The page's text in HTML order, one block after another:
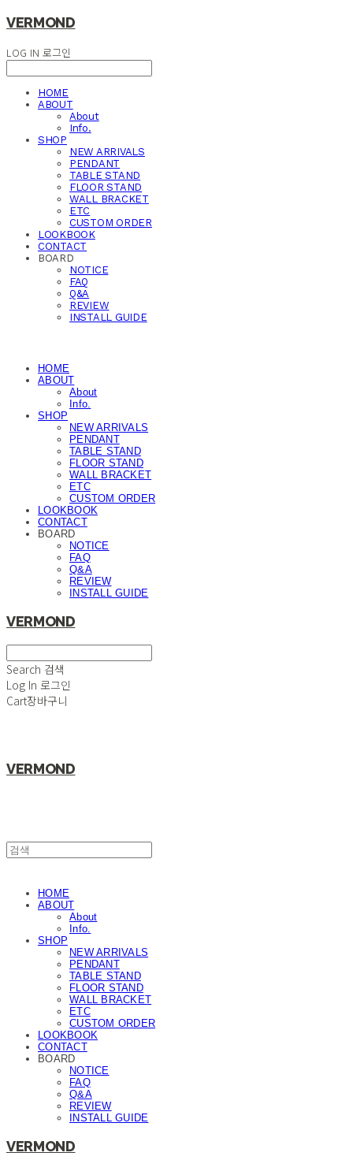
VERMOND
LOG IN 로그인
HOME
ABOUT
About
Info.
SHOP
NEW ARRIVALS
PENDANT
TABLE STAND
FLOOR STAND
WALL BRACKET
ETC
CUSTOM ORDER
LOOKBOOK
CONTACT
BOARD
NOTICE
FAQ
Q&A
REVIEW
INSTALL GUIDE
HOME
ABOUT
About
Info.
SHOP
NEW ARRIVALS
PENDANT
TABLE STAND
FLOOR STAND
WALL BRACKET
ETC
CUSTOM ORDER
LOOKBOOK
CONTACT
BOARD
NOTICE
FAQ
Q&A
REVIEW
INSTALL GUIDE
VERMOND
Search 검색
Log In 로그인
Cart장바구니
VERMOND
HOME
ABOUT
About
Info.
SHOP
NEW ARRIVALS
PENDANT
TABLE STAND
FLOOR STAND
WALL BRACKET
ETC
CUSTOM ORDER
LOOKBOOK
CONTACT
BOARD
NOTICE
FAQ
Q&A
REVIEW
INSTALL GUIDE
VERMOND